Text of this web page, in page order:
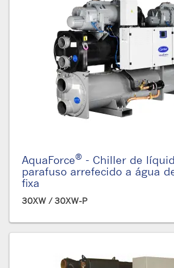
AquaForce® - Chiller de
parafuso arrefecido a água
fixa
30XW / 30XW-P